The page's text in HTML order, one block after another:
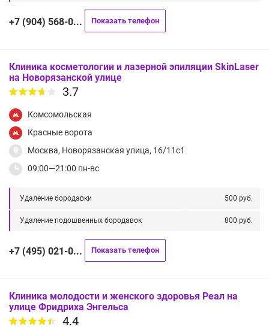
+7 (904) 568-0... Показать телефон
Клиника косметологии и лазерной эпиляции SkinLaser
на Новорязанской улице
3.7
Комсомольская
Красные ворота
Москва, Новорязанская улица, 16/11с1
09:00—21:00 пн-вс
Удаление бородавки 500 руб.
Удаление подошвенных бородавок 800 руб.
+7 (495) 021-0... Показать телефон
Клиника молодости и женского здоровья Реал на
улице Фридриха Энгельса
4.4